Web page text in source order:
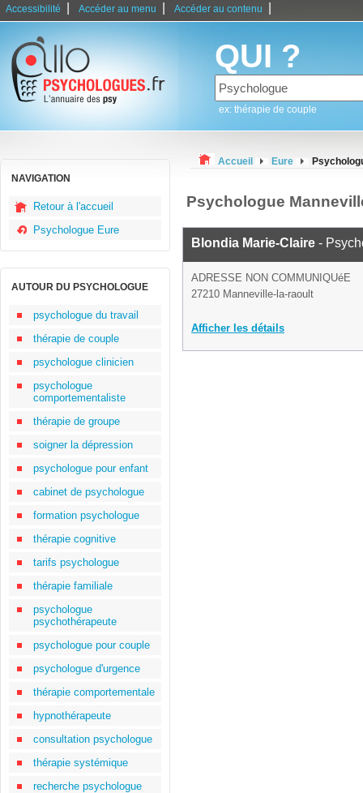
Accessibilité Accéder au menu Accéder au contenu
QUI ?
ex: thérapie de couple
NAVIGATION
Retour à l'accueil
Psychologue Eure
AUTOUR DU PSYCHOLOGUE
psychologue du travail
thérapie de couple
psychologue clinicien
psychologue
comportementaliste
thérapie de groupe
soigner la dépression
psychologue pour enfant
cabinet de psychologue
formation psychologue
thérapie cognitive
tarifs psychologue
thérapie familiale
psychologue
psychothérapeute
psychologue pour couple
psychologue d'urgence
thérapie comportementale
hypnothérapeute
consultation psychologue
thérapie systémique
recherche psychologue
Accueil Eure
Psychologue
Blondia Marie-Claire -
ADRESSE NON COMMUNIQUéE
27210 Manneville-la-raoult
Afficher les détails